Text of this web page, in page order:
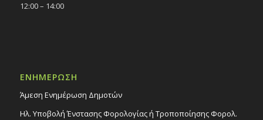
12:00 – 14:00
ΕΝΗΜΕΡΩΣΗ
Άμεση Ενημέρωση Δημοτών
Ηλ. Υποβολή Ένστασης Φορολογίας ή Τροποποίησης Φορολ.